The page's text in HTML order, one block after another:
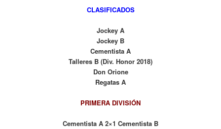
CLASIFICADOS
Jockey A
Jockey B
Cementista A
Talleres B (Div. Honor 2018)
Don Orione
Regatas A
PRIMERA DIVISIÓN
Cementista A 2×1 Cementista B